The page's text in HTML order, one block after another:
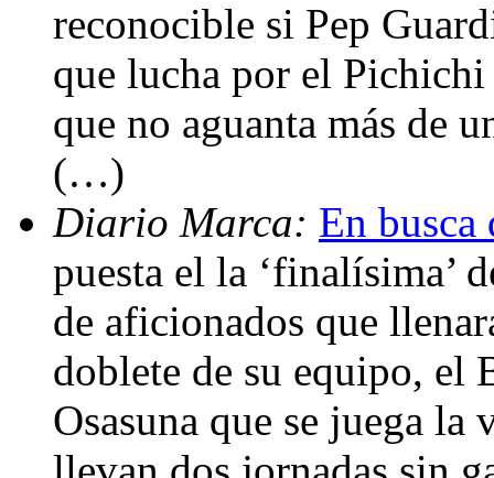
reconocible si Pep
que lucha por el
que no aguanta más de
(…)
Diario Marca: En
puesta el la ‘finalísima’
de aficionados que
doblete de su equipo, el
Osasuna que se juega